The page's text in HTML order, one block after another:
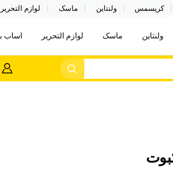
کریسمس ولنتاین ماسک لوازم التحریر
ماسک
کریسمس اکسسوری ماسک در واردات
ولنتاین ماسک لوازم التحریر اساب